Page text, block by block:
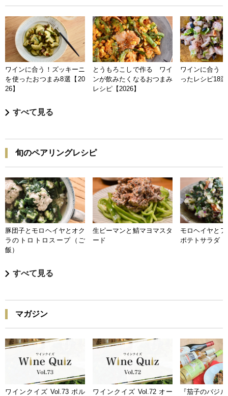
ワインに合う！ズッキーニ
を使ったおつまみ8選【20
26】
とうもろこしで作る ワイ
ンが飲みたくなるおつまみ
レシピ【2026】
ワインに合う
ったレシピ18
すべて見る
旬のペアリングレシピ
豚団子とモロヘイヤとオク
ラのトロトロスープ（ご
飯）
生ピーマンと鯖マヨマスタ
ード
モロヘイヤと
ポテトサラダ
すべて見る
マガジン
ワインクイズ Vol.73 ポル
ワインクイズ Vol.72 オー
『茄子のバジ